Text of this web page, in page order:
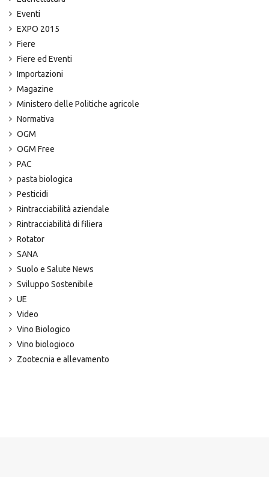
Eventi
EXPO 2015
Fiere
Fiere ed Eventi
Importazioni
Magazine
Ministero delle Politiche agricole
Normativa
OGM
OGM Free
PAC
pasta biologica
Pesticidi
Rintracciabilità aziendale
Rintracciabilità di filiera
Rotator
SANA
Suolo e Salute News
Sviluppo Sostenibile
UE
Video
Vino Biologico
Vino biologioco
Zootecnia e allevamento